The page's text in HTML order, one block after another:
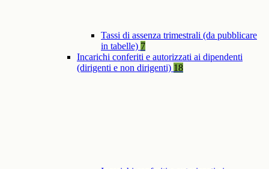
Tassi di assenza trimestrali (da pubblicare
in tabelle) 7
Incarichi conferiti e autorizzati ai dipendenti
(dirigenti e non dirigenti) 18